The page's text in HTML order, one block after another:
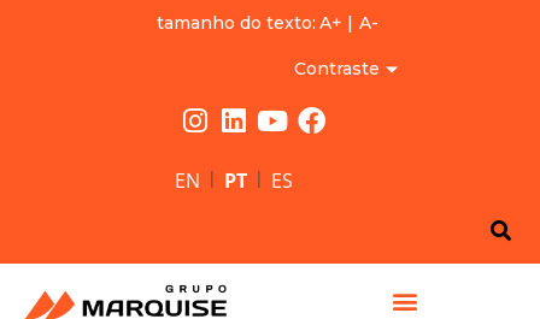
tamanho do texto: A+ | A-
Contraste
EN | PT | ES